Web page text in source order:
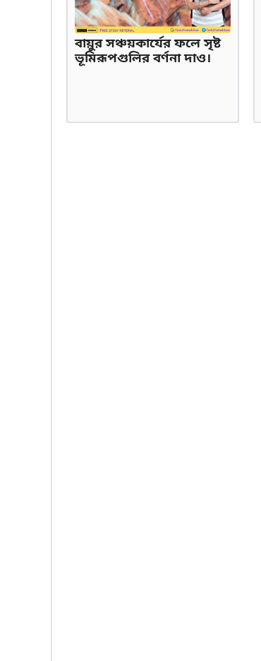
বায়ুর সঞ্চয়কার্যের ফলে সৃষ্ট
ভূমিরূপগুলির বর্ণনা দাও।